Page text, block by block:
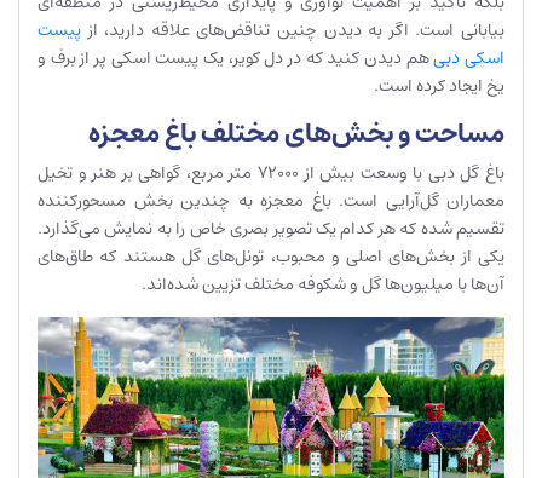
بیابانی است. اگر به دیدن چنین تناقض‌های علاقه دارید، از پیست
اسکی دبیهم دیدن کنید که در دل کویر، یک پیست اسکی پر از برف و
یخ ایجاد کرده است.
مساحت و بخش‌های مختلف باغ معجزه
باغ گل دبی با وسعت بیش از 72000 متر مربع، گواهی بر هنر و تخیل
معماران گل‌آرایی است. باغ معجزه به چندین بخش مسحور‌کننده
تقسیم شده که هر کدام یک تصویر بصری خاص را به نمایش می‌گذارد.
یکی از بخش‌های اصلی و محبوب، تونل‌های گل هستند که طاق‌های
آن‌ها با میلیون‌ها گل و شکوفه مختلف تزیین شده‌اند.